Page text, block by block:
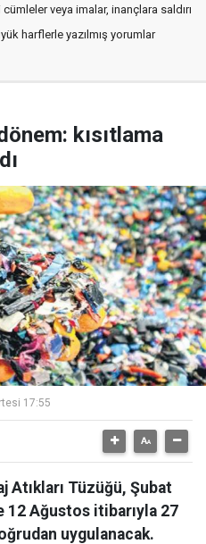
veya imalar, inançlara saldırı
harflerle yazılmış yorumlar
kısıtlama
17:55
Atıkları Tüzüğü, Şubat
12 Ağustos itibarıyla 27
uygulanacak.